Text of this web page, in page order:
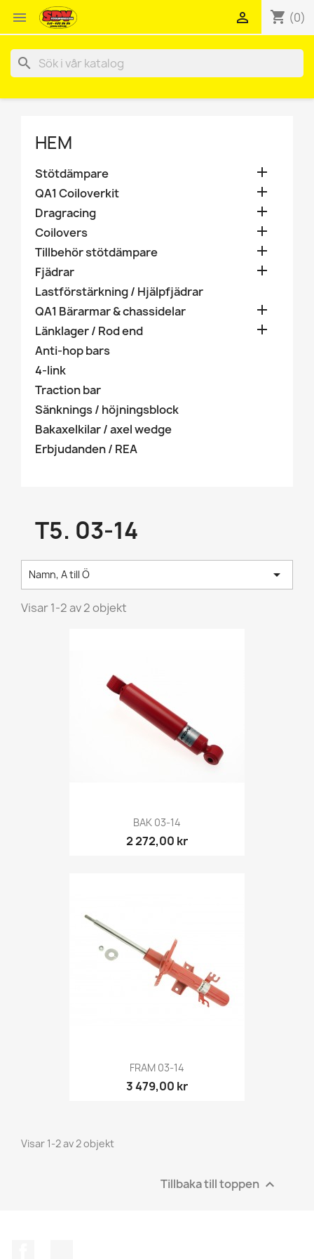
 shopping_cart (0)

search
HEM
Stötdämpare 
QA1 Coiloverkit 
Dragracing 
Coilovers 
Tillbehör stötdämpare 
Fjädrar 
Lastförstärkning / Hjälpfjädrar
QA1 Bärarmar & chassidelar

Länklager / Rod end 
Anti-hop bars
4-link
Traction bar
Sänknings / höjningsblock
Bakaxelkilar / axel wedge
Erbjudanden / REA
T5. 03-14
Namn, A till Ö 
Visar 1-2 av 2 objekt
BAK 03-14
2 272,00 kr
FRAM 03-14
3 479,00 kr
Visar 1-2 av 2 objekt
Tillbaka till toppen 